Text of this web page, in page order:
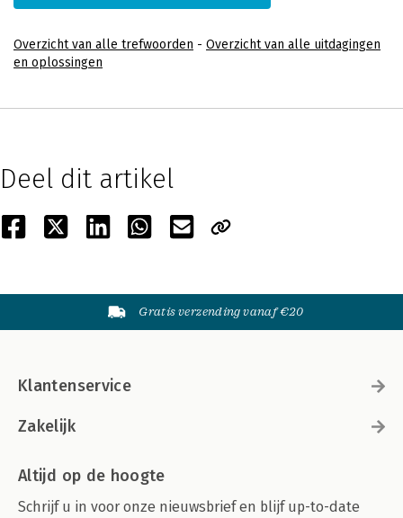
Overzicht van alle trefwoorden - Overzicht van alle uitdagingen
en oplossingen
Deel dit artikel
Gratis verzending vanaf €20
Klantenservice
Zakelijk
Altijd op de hoogte
Schrijf u in voor onze nieuwsbrief en blijf up-to-date